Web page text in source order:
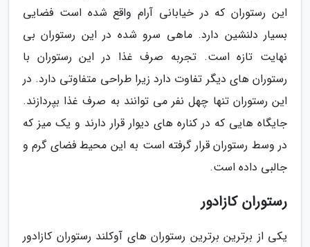
این رستوران که در خیابانی آرام واقع شده است فضایی
بسیار دلنشین دارد. ماهی سرو شده در این رستوران بی
نهایت تازه است. تجربه صرف غذا در این رستوران با
رستوران های دیگر تفاوت دارد زیرا طراحی متفاوتی دارد. در
این رستوران تنها چهل نفر می توانند به صرف غذا بپردازند.
جایگاه هایی که در کناره های دیوار قرار دارند و یک میز که
در وسط رستوران قرار گرفته است به این محیط فضای گرم و
جالبی داده است.
رستوران کازادور
یکی از برترین برترین رستوران های آوکلند رستوران کازادور